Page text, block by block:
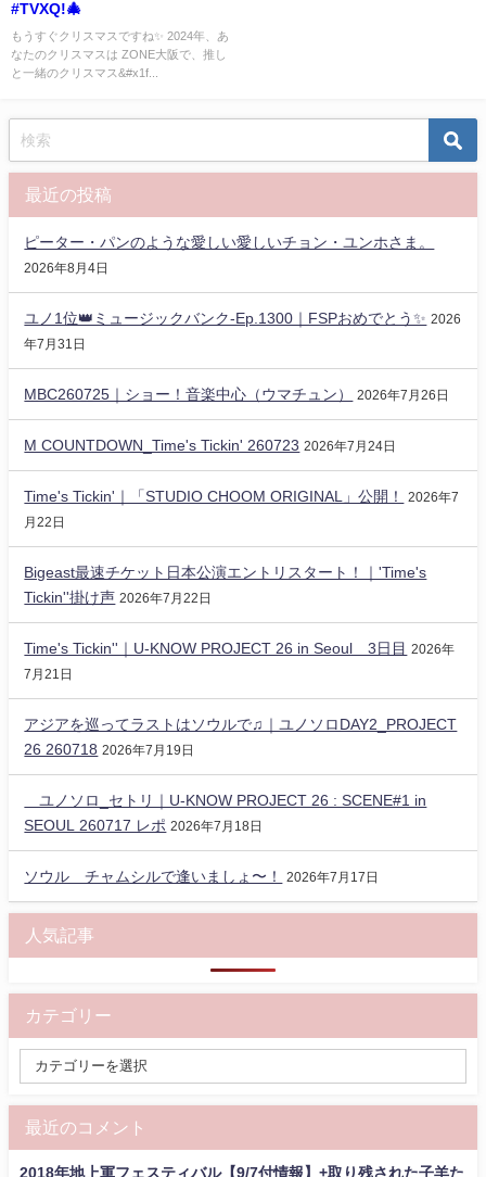
#TVXQ!🎄
もうすぐクリスマスですね✨️ 2024年、あ
なたのクリスマスは ZONE大阪で、推し
と一緒のクリスマス&#x1f...
最近の投稿
ピーター・パンのような愛しい愛しいチョン・ユンホさま。
2026年8月4日
ユノ1位👑ミュージックバンク-Ep.1300｜FSPおめでとう✨️ 2026
年7月31日
MBC260725｜ショー！音楽中心（ウマチュン） 2026年7月26日
M COUNTDOWN_Time's Tickin' 260723 2026年7月24日
Time's Tickin'｜「STUDIO CHOOM ORIGINAL」公開！
2026年7
月22日
Bigeast最速チケット日本公演エントリスタート！｜'Time's
Tickin''掛け声 2026年7月22日
Time's Tickin''｜U-KNOW PROJECT 26 in Seoul 3日目
2026年
7月21日
アジアを巡ってラストはソウルで♫｜ユノソロDAY2_PROJECT
26 260718 2026年7月19日
ユノソロ_セトリ｜U-KNOW PROJECT 26 : SCENE#1 in
SEOUL 260717 レポ 2026年7月18日
ソウル チャムシルで逢いましょ〜！ 2026年7月17日
人気記事
カテゴリー
最近のコメント
2018年地上軍フェスティバル【9/7付情報】+取り残された子羊た